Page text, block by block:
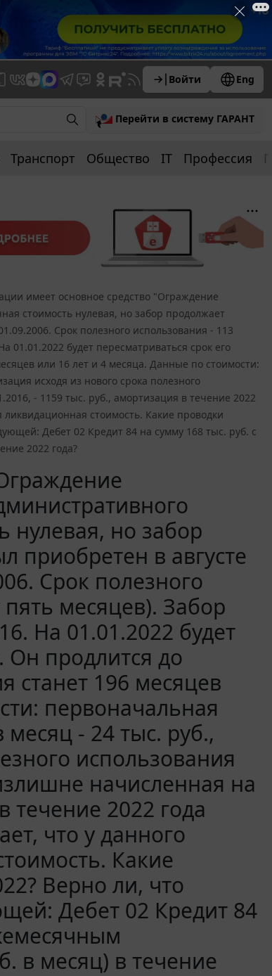
Войти Eng
Перейти в систему ГАРАНТ
Транспорт Общество IT Профессия
имеет основное средство "Ограждение
стоимость нулевая, но забор продолжает
Срок полезного использования - 113
01.01.2022 будет пересматриваться срок его
или 16 лет и 4 месяца. Данные по стоимости:
исходя из нового срока полезного
- 1159 тыс. руб., амортизация в течение 2022
ликвидационная стоимость. Какие проводки
Дебет 02 Кредит 84 на сумму 168 тыс. руб. с
2022 года?
нулевая, но забор
приобретен в августе
Срок полезного
месяцев). Забор
На 01.01.2022 будет
Он продлится до
станет 196 месяцев
первоначальная
- 24 тыс. руб.,
использования
начисленная на
течение 2022 года
что у данного
Какие
Верно ли, что
Дебет 02 Кредит 84
в месяц) в течение